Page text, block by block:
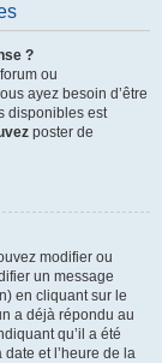
?
ou
ayez besoin d’être
disponibles est
poster de
modifier ou
un message
en cliquant sur le
a déjà répondu au
qu’il a été
et l’heure de la